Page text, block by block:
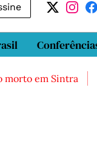
em Sintra Três